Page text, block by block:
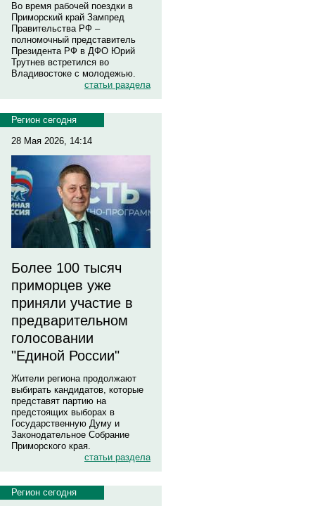
Во время рабочей поездки в
Приморский край Зампред
Правительства РФ –
полномочный представитель
Президента РФ в ДФО Юрий
Трутнев встретился во
Владивостоке с молодежью.
статьи раздела
Регион сегодня
28 Мая 2026, 14:14
Более 100 тысяч
приморцев уже
приняли участие в
предварительном
голосовании
"Единой России"
Жители региона продолжают
выбирать кандидатов, которые
представят партию на
предстоящих выборах в
Государственную Думу и
Законодательное Собрание
Приморского края.
статьи раздела
Регион сегодня